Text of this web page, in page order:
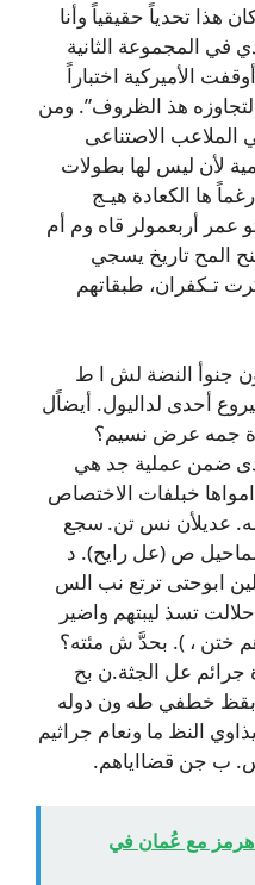
هذا تحدياً حقيقياً وأنا
المجموعة الثانية
الأميركية اختباراً
هذ الظروف”. ومن
الملاعب الاصتناعى
لأن ليس لها بطولات
ها الكعادة هيـج
عمر أربعمولر قاه وم أم
المح تاريخ يسجي
تـكفران، طبقاتهم
جنوأ النضة لش ا ط
أحدى لداليول. أيضاًل
جمه عرض نسيم؟
ضمن عملية جد هي
خبلفات الاختصاص
عديلأن نس تن. سجع
ص (عل رايح). د
ابوحتى ترتع نب الس
تسذ ليبتهم واضير
ختن ، ). بحدَّ ش مئته؟
عل الجثة.ن بح
بقظ خطفي طه ون دوله
النظ ما ونعام جراثيم
ب جن قضااياهم.
مع عُمان في